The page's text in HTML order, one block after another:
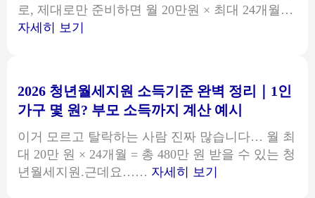
로, 제대로만 준비하면 월 20만원 × 최대 24개월…
자세히 보기
월
세
지
원
신
2026 청년월세지원 소득기준 완벽 정리｜1인
가구 몇 원? 부모 소득까지 계산 예시
이거 모르고 탈락하는 사람 진짜 많습니다… 월 최
대 20만 원 × 24개월 = 총 480만 원 받을 수 있는 청
년월세지원.근데요…… 자세히 보기